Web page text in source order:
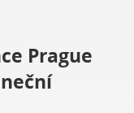
Prague